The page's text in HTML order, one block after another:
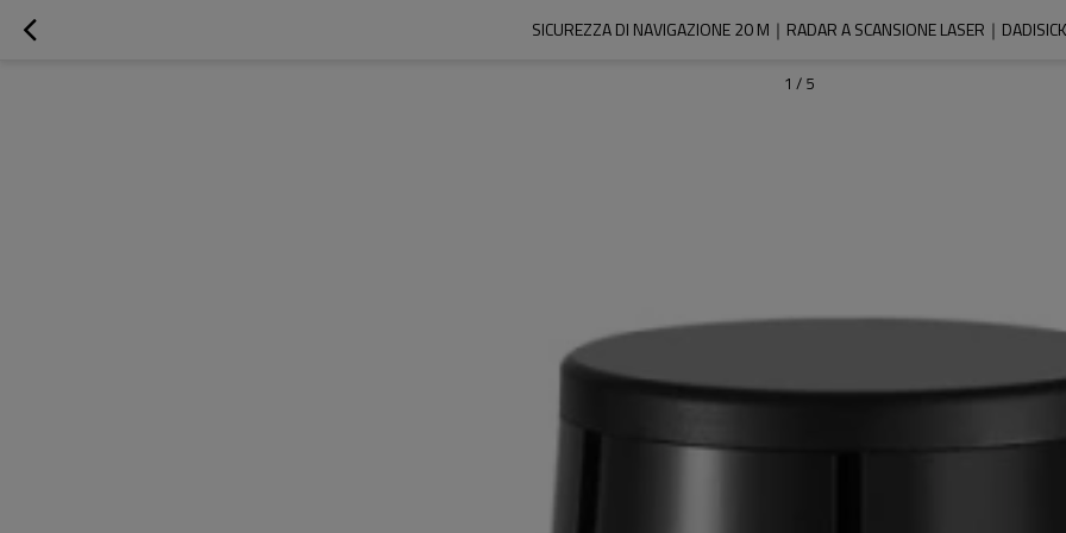
SICUREZZA DI NAVIGAZIONE 20 M｜RADAR A SCANSIONE LASER｜DADISICK
1 / 5